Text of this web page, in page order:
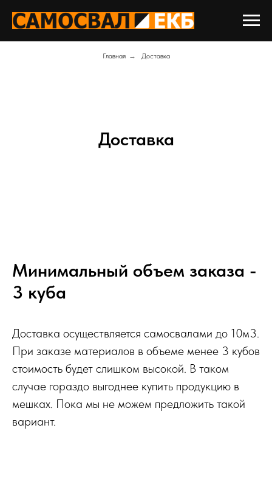
Главная → Доставка
Доставка
Минимальный объем заказа -
3 куба
Доставка осуществляется самосвалами до 10м3.
При заказе материалов в объеме менее 3 кубов
стоимость будет слишком высокой. В таком
случае гораздо выгоднее купить продукцию в
мешках. Пока мы не можем предложить такой
вариант.